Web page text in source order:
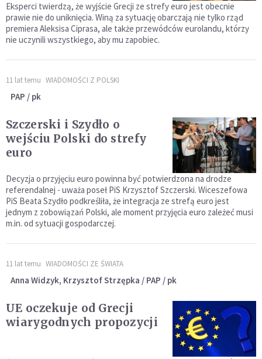
Eksperci twierdzą, że wyjście Grecji ze strefy euro jest obecnie
prawie nie do uniknięcia. Winą za sytuację obarczają nie tylko rząd
premiera Aleksisa Ciprasa, ale także przewódców eurolandu, którzy
nie uczynili wszystkiego, aby mu zapobiec.
11 lat temu WIADOMOŚCI Z POLSKI
PAP / pk
Szczerski i Szydło o
wejściu Polski do strefy
euro
Decyzja o przyjęciu euro powinna być potwierdzona na drodze
referendalnej - uważa poseł PiS Krzysztof Szczerski. Wiceszefowa
PiS Beata Szydło podkreśliła, że integracja ze strefą euro jest
jednym z zobowiązań Polski, ale moment przyjęcia euro zależeć musi
m.in. od sytuacji gospodarczej.
11 lat temu WIADOMOŚCI ZE ŚWIATA
Anna Widzyk, Krzysztof Strzępka / PAP / pk
UE oczekuje od Grecji
wiarygodnych propozycji